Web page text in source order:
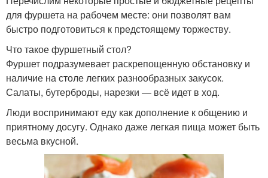
для фуршета на рабочем месте: они позволят вам
быстро подготовиться к предстоящему торжеству.
Что такое фуршетный стол?
Фуршет подразумевает раскрепощенную обстановку и
наличие на столе легких разнообразных закусок.
Салаты, бутерброды, нарезки — всё идет в ход.
Люди воспринимают еду как дополнение к общению и
приятному досугу. Однако даже легкая пища может быть
весьма вкусной.